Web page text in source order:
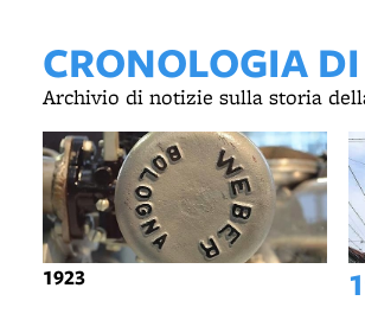
CRONOLOGIA
Archivio di notizie sulla storia
1923